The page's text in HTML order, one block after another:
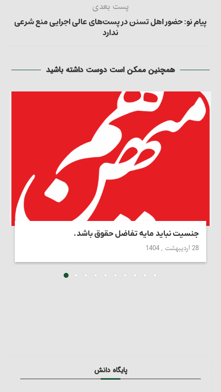
پست بعدی
پیام نو: حضور اهل تسنن در پست‌های عالی اجرایی منع شرعی
ندارد
همچنین ممکن است دوست داشته باشید
جنسیت نباید مایه تفاضل حقوق باشد.
28 اردیبهشت , 1404
پایگاه دانش